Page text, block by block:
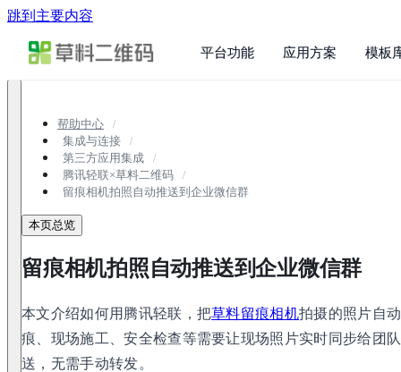
跳到主要内容
平台功能 应用方案 模板
帮助中心
集成与连接
第三方应用集成
腾讯轻联×草料二维码
留痕相机拍照自动推送到企业微信群
本页总览
留痕相机拍照自动推送到企业微信群
本文介绍如何用腾讯轻联，把草料留痕相机拍摄的照片自
痕、现场施工、安全检查等需要让现场照片实时同步给团
送，无需手动转发。